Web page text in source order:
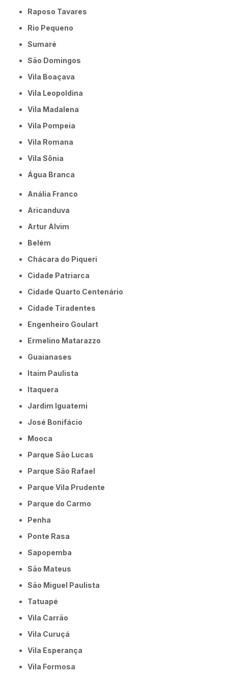
Raposo Tavares
Rio Pequeno
Sumaré
São Domingos
Vila Boaçava
Vila Leopoldina
Vila Madalena
Vila Pompeia
Vila Romana
Vila Sônia
Água Branca
Anália Franco
Aricanduva
Artur Alvim
Belém
Chácara do Piqueri
Cidade Patriarca
Cidade Quarto Centenário
Cidade Tiradentes
Engenheiro Goulart
Ermelino Matarazzo
Guaianases
Itaim Paulista
Itaquera
Jardim Iguatemi
José Bonifácio
Mooca
Parque São Lucas
Parque São Rafael
Parque Vila Prudente
Parque do Carmo
Penha
Ponte Rasa
Sapopemba
São Mateus
São Miguel Paulista
Tatuapé
Vila Carrão
Vila Curuçá
Vila Esperança
Vila Formosa